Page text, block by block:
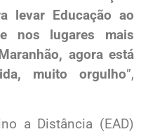
levar Educação ao
nos lugares mais
agora está
muito orgulho”,
a Distância (EAD)